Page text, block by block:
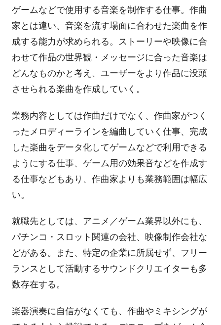
ゲームなどで使用する音楽を制作する仕事。作曲
家とは違い、音楽を流す場面に合わせた楽曲を作
成する能力が求められる。ストーリーや映像に合
わせて作品の世界観・メッセージに合った音楽は
どんなものかと考え、ユーザーをより作品に没頭
させられる楽曲を作成していく。
業務内容としては作曲だけでなく、作曲家がつく
ったメロディーラインを編曲していく仕事、完成
した楽曲をデータ化してゲームなどで利用できる
ようにする仕事、ゲーム用の効果音などを作成す
る仕事などもあり、作曲家よりも業務範囲は幅広
い。
就職先としては、アニメ／ゲーム業界以外にも、
パチンコ・スロット関連の会社、映像制作会社な
どがある。また、特定の企業に所属せず、フリー
ランスとして活動するサウンドクリエイターも多
数存在する。
楽器演奏に自信がなくても、作曲やミキシングが